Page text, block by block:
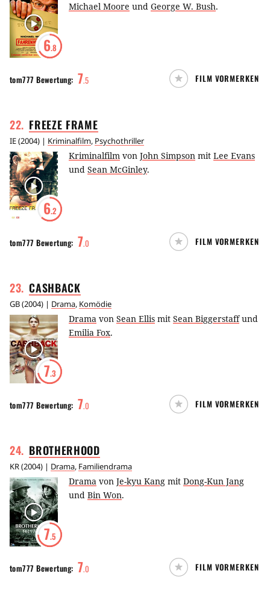
6.8
Michael Moore und George W. Bush.
tom777 Bewertung: 7.5 FILM VORMERKEN
22. FREEZE FRAME
IE(2004) | Kriminalfilm, Psychothriller
6.2
Kriminalfilm von John Simpson mit Lee Evans
und Sean McGinley.
tom777 Bewertung: 7.0 FILM VORMERKEN
23. CASHBACK
GB(2004) | Drama, Komödie
7.3
Drama von Sean Ellis mit Sean Biggerstaffund
Emilia Fox.
tom777 Bewertung: 7.0 FILM VORMERKEN
24. BROTHERHOOD
KR(2004) | Drama, Familiendrama
7.5
Drama von Je-kyu Kang mit Dong-Kun Jang
und Bin Won.
tom777 Bewertung: 7.0 FILM VORMERKEN